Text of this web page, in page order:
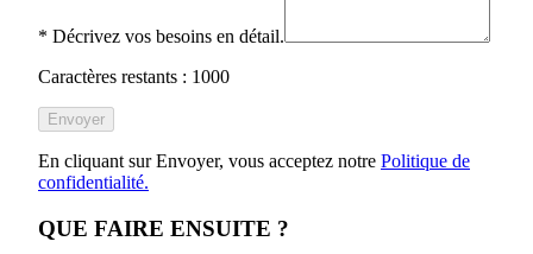
* Décrivez vos besoins en détail.
Caractères restants : 1000
Envoyer
En cliquant sur Envoyer, vous acceptez notre Politique de
confidentialité.
QUE FAIRE ENSUITE ?